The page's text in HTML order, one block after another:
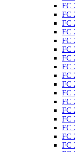
FC
FC
FC
FC
FC
FC
FC
FC
FC
FC
FC
FC
FC
FC
FC
FC
FC